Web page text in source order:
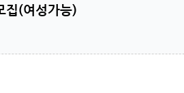
집(여성가능)